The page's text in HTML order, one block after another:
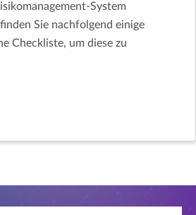
System
Sie nachfolgend einige
Checkliste, um diese zu